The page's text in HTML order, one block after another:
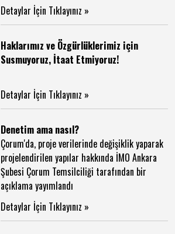
Detaylar İçin Tıklayınız »
Haklarımız ve Özgürlüklerimiz için
Susmuyoruz, İtaat Etmiyoruz!
Detaylar İçin Tıklayınız »
Denetim ama nasıl?
Çorum'da, proje verilerinde değişiklik yaparak
projelendirilen yapılar hakkında İMO Ankara
Şubesi Çorum Temsilciliği tarafından bir
açıklama yayımlandı
Detaylar İçin Tıklayınız »